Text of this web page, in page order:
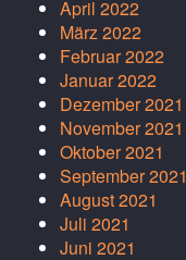
April 2022
März 2022
Februar 2022
Januar 2022
Dezember 2021
November 2021
Oktober 2021
September 2021
August 2021
Juli 2021
Juni 2021